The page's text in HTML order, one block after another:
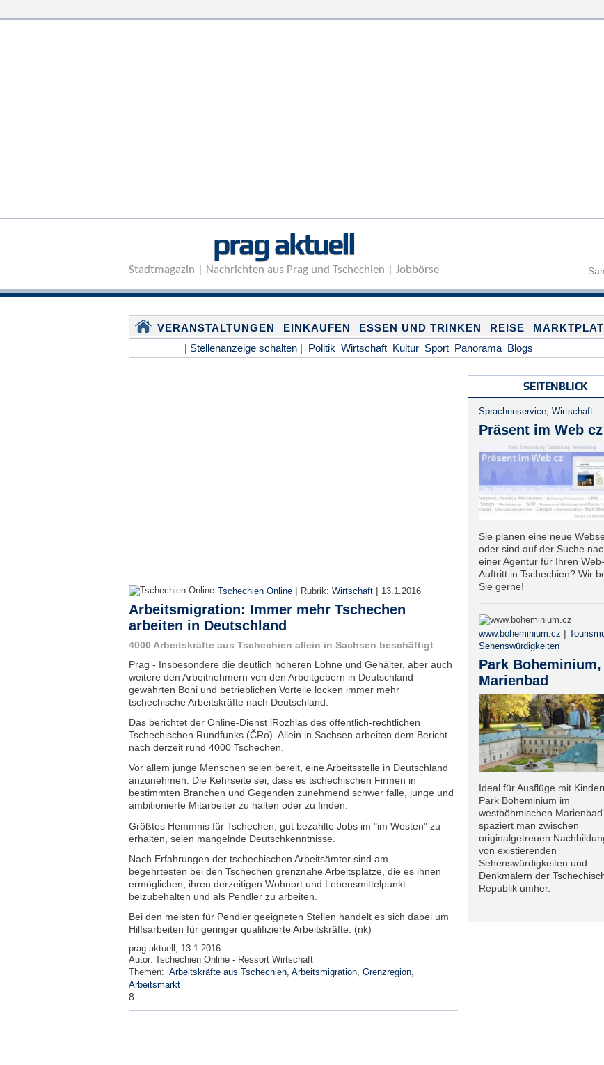
prag aktuell
Stadtmagazin | Nachrichten aus Prag und Tschechien | Jobbörse
VERANSTALTUNGEN EINKAUFEN ESSEN UND TRINKEN REISE
| Stellenanzeige schalten | Politik Wirtschaft Kultur Sport Panorama Blogs
Tschechien Online | Rubrik: Wirtschaft | 13.1.2016
Arbeitsmigration: Immer mehr Tschechen
arbeiten in Deutschland
4000 Arbeitskräfte aus Tschechien allein in Sachsen beschäftigt
Prag - Insbesondere die deutlich höheren Löhne und Gehälter, aber auch
weitere den Arbeitnehmern von den Arbeitgebern in Deutschland
gewährten Boni und betrieblichen Vorteile locken immer mehr
tschechische Arbeitskräfte nach Deutschland.
Das berichtet der Online-Dienst iRozhlas des öffentlich-rechtlichen
Tschechischen Rundfunks (ČRo). Allein in Sachsen arbeiten dem Bericht
nach derzeit rund 4000 Tschechen.
Vor allem junge Menschen seien bereit, eine Arbeitsstelle in Deutschland
anzunehmen. Die Kehrseite sei, dass es tschechischen Firmen in
bestimmten Branchen und Gegenden zunehmend schwer falle, junge und
ambitionierte Mitarbeiter zu halten oder zu finden.
Größtes Hemmnis für Tschechen, gut bezahlte Jobs im "im Westen" zu
erhalten, seien mangelnde Deutschkenntnisse.
Nach Erfahrungen der tschechischen Arbeitsämter sind am
begehrtesten bei den Tschechen grenznahe Arbeitsplätze, die es ihnen
ermöglichen, ihren derzeitigen Wohnort und Lebensmittelpunkt
beizubehalten und als Pendler zu arbeiten.
Bei den meisten für Pendler geeigneten Stellen handelt es sich dabei um
Hilfsarbeiten für geringer qualifizierte Arbeitskräfte. (nk)
prag aktuell, 13.1.2016
Autor:
Tschechien Online - Ressort Wirtschaft
Themen: Arbeitskräfte aus Tschechien, Arbeitsmigration, Grenzregion,
Arbeitsmarkt
8
SEITENBLICK
Sprachenservice, Wirtschaft
Präsent im Web cz
Sie planen eine neue
oder sind auf der Suche
einer Agentur für Ihren Web-
Auftritt in Tschechien? Wir
Sie gerne!
www.boheminium.cz |
Sehenswürdigkeiten
Park Boheminium,
Marienbad
Ideal für Ausflüge mit
Park Boheminium im
westböhmischen Marienbad
spaziert man zwischen
originalgetreuen
von existierenden
Sehenswürdigkeiten und
Denkmälern der
Republik umher.